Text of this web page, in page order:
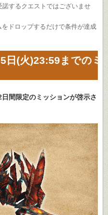
するクエストではございませ
ドロップするだけで条件が達成
日(火)23:59までのミ
間限定のミッションが啓示さ